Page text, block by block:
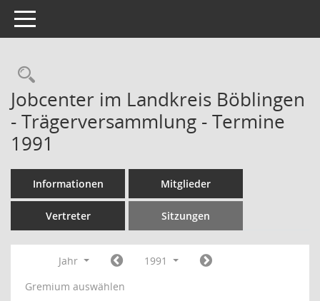
Toggle navigation
Rechercheauswahl
Jobcenter im Landkreis Böblingen
- Trägerversammlung - Termine
1991
Informationen Mitglieder
Vertreter Sitzungen
Jahr
1991
Gremium auswählen